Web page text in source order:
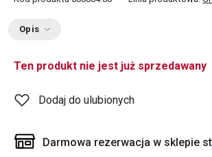
Opis
Ten produkt nie jest już sprzedawany
Dodaj do ulubionych
Darmowa rezerwacja w sklepie